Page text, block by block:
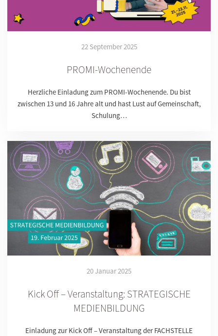
22 September 2025
PROMI-Wochenende
Herzliche Einladung zum PROMI-Wochenende. Du bist
zwischen 13 und 16 Jahre alt und hast Lust auf Gemeinschaft,
Schulung…
20 Januar 2025
Kick Off – Veranstaltung: STRATEGISCHE
MEDIENBILDUNG
Einladung zur Kick Off – Veranstaltung der FACHSTELLE